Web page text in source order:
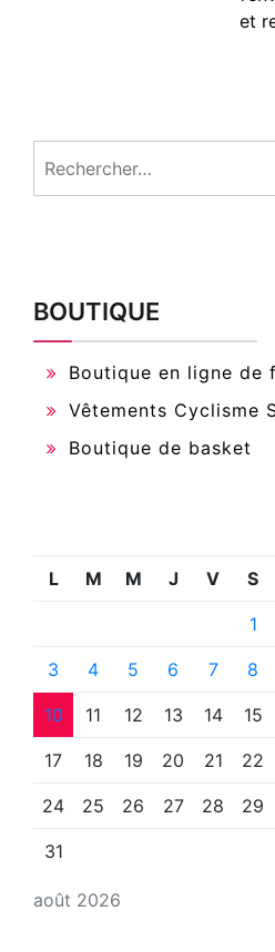
et
BOUTIQUE
Boutique en ligne de
Vêtements Cyclisme
Boutique de basket
août 2026
L M M J V S
1
3 4 5 6 7 8
10 11 12 13 14 15
17 18 19 20 21 22
24 25 26 27 28 29
31